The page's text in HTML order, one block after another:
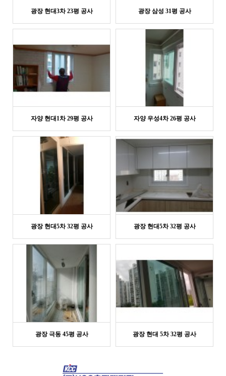
광장 현대3차 23평 공사 광장 삼성 31평 공사
자양 현대1차 29평 공사 자양 우성4차 26평 공사
광장 현대5차 32평 공사 광장 현대5차 32평 공사
광장 극동 45평 공사 광장 현대 5차 32평 공사